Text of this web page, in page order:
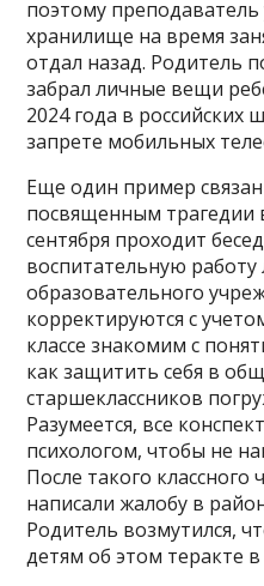
поэтому
хранилище на время
отдал назад. Родитель
забрал личные вещи
2024 года в российских
запрете мобильных
Еще один пример
посвященным трагедии
сентября проходит
воспитательную работу
образовательного
корректируются с
классе знакомим с
как защитить себя в
старшеклассников
Разумеется, все
психологом, чтобы не
После такого
написали жалобу в
Родитель возмутился,
детям об этом теракте в